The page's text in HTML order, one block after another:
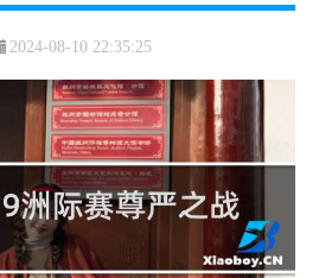
2024-08-10 22:35:25